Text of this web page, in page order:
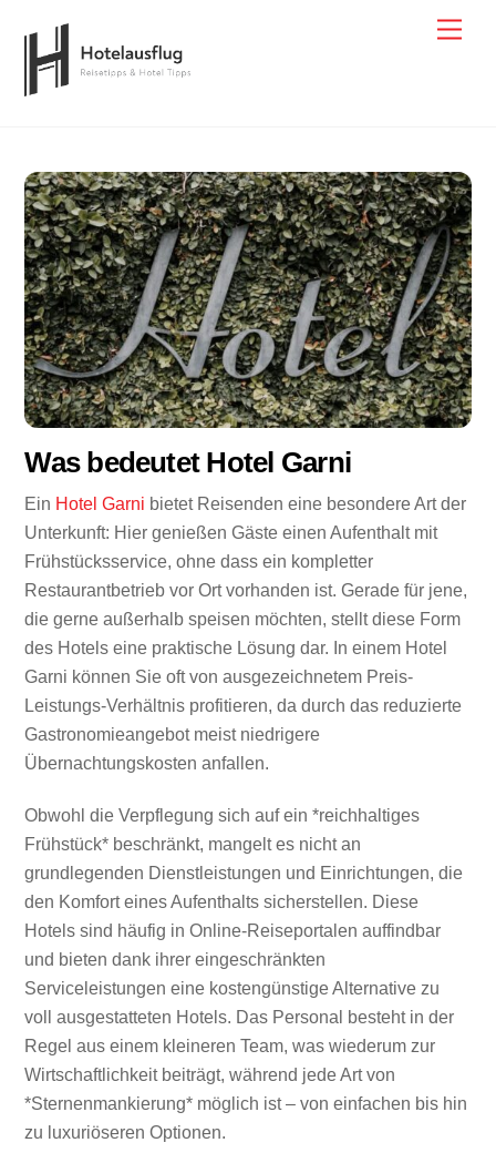
content
Was bedeutet Hotel Garni
Ein Hotel Garni bietet Reisenden eine besondere Art der
Unterkunft: Hier genießen Gäste einen Aufenthalt mit
Frühstücksservice, ohne dass ein kompletter
Restaurantbetrieb vor Ort vorhanden ist. Gerade für jene,
die gerne außerhalb speisen möchten, stellt diese Form
des Hotels eine praktische Lösung dar. In einem Hotel
Garni können Sie oft von ausgezeichnetem Preis-
Leistungs-Verhältnis profitieren, da durch das reduzierte
Gastronomieangebot meist niedrigere
Übernachtungskosten anfallen.
Obwohl die Verpflegung sich auf ein *reichhaltiges
Frühstück* beschränkt, mangelt es nicht an
grundlegenden Dienstleistungen und Einrichtungen, die
den Komfort eines Aufenthalts sicherstellen. Diese
Hotels sind häufig in Online-Reiseportalen auffindbar
und bieten dank ihrer eingeschränkten
Serviceleistungen eine kostengünstige Alternative zu
voll ausgestatteten Hotels. Das Personal besteht in der
Regel aus einem kleineren Team, was wiederum zur
Wirtschaftlichkeit beiträgt, während jede Art von
*Sternenmankierung* möglich ist – von einfachen bis hin
zu luxuriöseren Optionen.